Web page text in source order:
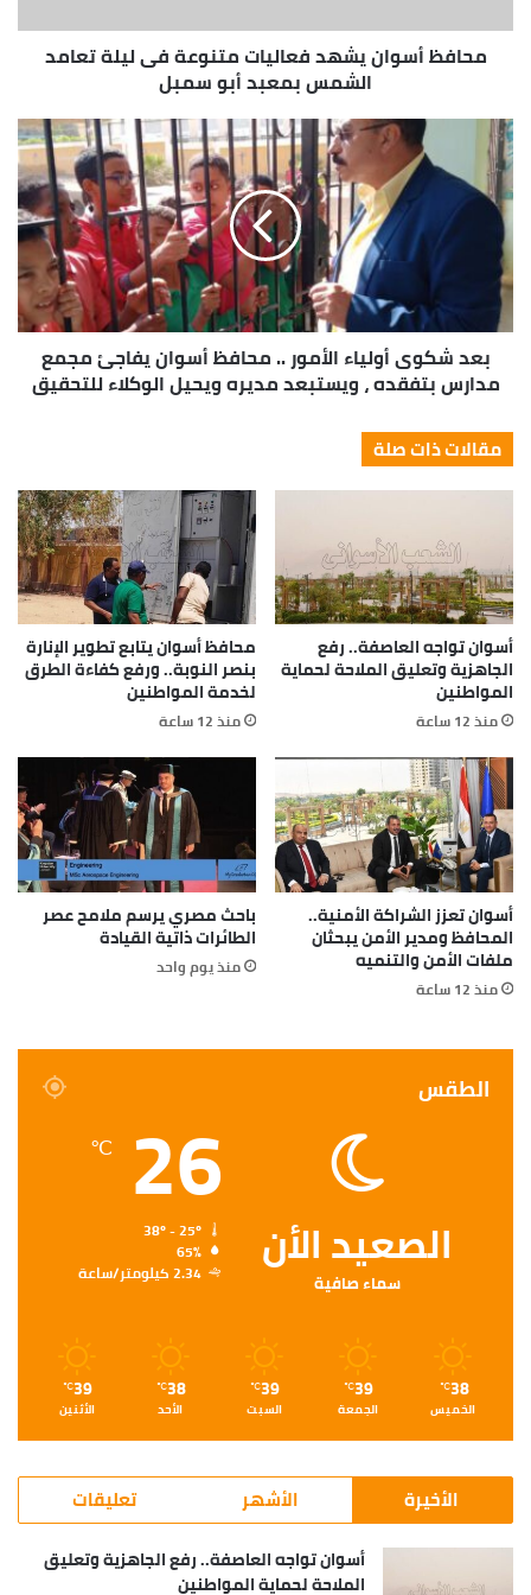
محافظ أسوان يشهد فعاليات متنوعة فى ليلة تعامد
الشمس بمعبد أبو سمبل
بعد شكوى أولياء الأمور .. محافظ أسوان يفاجئ مجمع
مدارس بتفقده ، ويستبعد مديره ويحيل الوكلاء للتحقيق
مقالات ذات صلة
أسوان تواجه العاصفة.. رفع
الجاهزية وتعليق الملاحة لحماية
المواطنين
منذ 12 ساعة
محافظ أسوان يتابع تطوير الإنارة
بنصر النوبة.. ورفع كفاءة الطرق
لخدمة المواطنين
منذ 12 ساعة
أسوان تعزز الشراكة الأمنية..
المحافظ ومدير الأمن يبحثان
ملفات الأمن والتنميه
منذ 12 ساعة
باحث مصري يرسم ملامح عصر
الطائرات ذاتية القيادة
منذ يوم واحد
الطقس
الصعيد الأن
سماء صافية
26
℃
65%
2.34 كيلومتر/ساعة
38
℃
الخميس
39
℃
الجمعة
39
℃
السبت
38
℃
الأحد
39
℃
الأثنين
الأخيرة الأشهر تعليقات
أسوان تواجه العاصفة.. رفع الجاهزية وتعليق
الملاحة لحماية المواطنين